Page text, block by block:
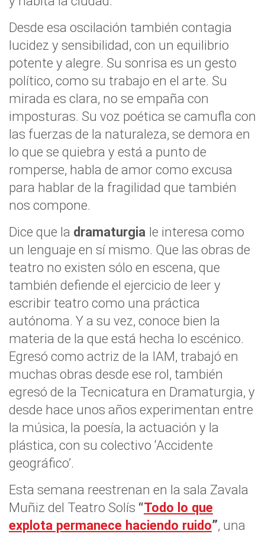
Desde esa oscilación también contagia
lucidez y sensibilidad, con un equilibrio
potente y alegre. Su sonrisa es un gesto
político, como su trabajo en el arte. Su
mirada es clara, no se empaña con
imposturas. Su voz poética se camufla con
las fuerzas de la naturaleza, se demora en
lo que se quiebra y está a punto de
romperse, habla de amor como excusa
para hablar de la fragilidad que también
nos compone.
Dice que la dramaturgia le interesa como
un lenguaje en sí mismo. Que las obras de
teatro no existen sólo en escena, que
también defiende el ejercicio de leer y
escribir teatro como una práctica
autónoma. Y a su vez, conoce bien la
materia de la que está hecha lo escénico.
Egresó como actriz de la IAM, trabajó en
muchas obras desde ese rol, también
egresó de la Tecnicatura en Dramaturgia, y
desde hace unos años experimentan entre
la música, la poesía, la actuación y la
plástica, con su colectivo ‘Accidente
geográfico’.
Esta semana reestrenan en la sala Zavala
Muñiz del Teatro Solís “Todo lo que
explota permanece haciendo ruido”, una